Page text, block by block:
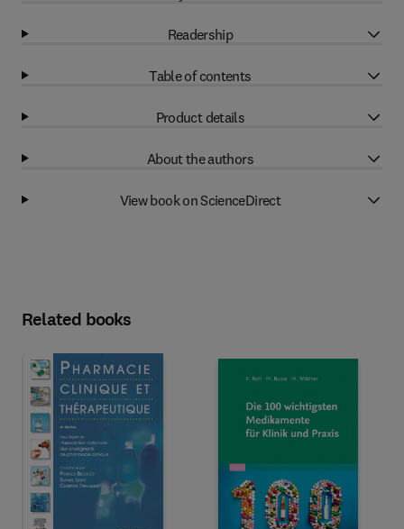
Readership
Table of contents
Product details
About the authors
View book on ScienceDirect
Related books